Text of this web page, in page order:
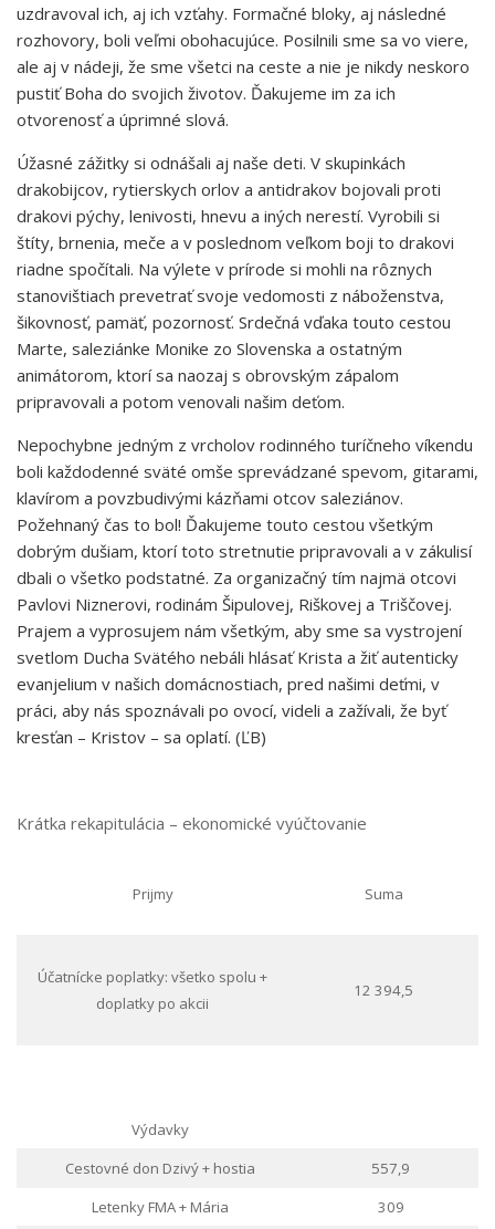
uzdravoval ich, aj ich vzťahy. Formačné bloky, aj následné
rozhovory, boli veľmi obohacujúce. Posilnili sme sa vo viere,
ale aj v nádeji, že sme všetci na ceste a nie je nikdy neskoro
pustiť Boha do svojich životov. Ďakujeme im za ich
otvorenosť a úprimné slová.
Úžasné zážitky si odnášali aj naše deti. V skupinkách
drakobijcov, rytierskych orlov a antidrakov bojovali proti
drakovi pýchy, lenivosti, hnevu a iných nerestí. Vyrobili si
štíty, brnenia, meče a v poslednom veľkom boji to drakovi
riadne spočítali. Na výlete v prírode si mohli na rôznych
stanovištiach prevetrať svoje vedomosti z náboženstva,
šikovnosť, pamäť, pozornosť. Srdečná vďaka touto cestou
Marte, saleziánke Monike zo Slovenska a ostatným
animátorom, ktorí sa naozaj s obrovským zápalom
pripravovali a potom venovali našim deťom.
Nepochybne jedným z vrcholov rodinného turíčneho víkendu
boli každodenné sväté omše sprevádzané spevom, gitarami,
klavírom a povzbudivými kázňami otcov saleziánov.
Požehnaný čas to bol! Ďakujeme touto cestou všetkým
dobrým dušiam, ktorí toto stretnutie pripravovali a v zákulisí
dbali o všetko podstatné. Za organizačný tím najmä otcovi
Pavlovi Niznerovi, rodinám Šipulovej, Riškovej a Triščovej.
Prajem a vyprosujem nám všetkým, aby sme sa vystrojení
svetlom Ducha Svätého nebáli hlásať Krista a žiť autenticky
evanjelium v našich domácnostiach, pred našimi deťmi, v
práci, aby nás spoznávali po ovocí, videli a zažívali, že byť
kresťan – Kristov – sa oplatí. (ĽB)
Krátka rekapitulácia – ekonomické vyúčtovanie
Prijmy Suma
Účatnícke poplatky: všetko spolu +
doplatky po akcii
12 394,5
Výdavky
Cestovné don Dzivý + hostia
557,9
Letenky FMA + Mária
309